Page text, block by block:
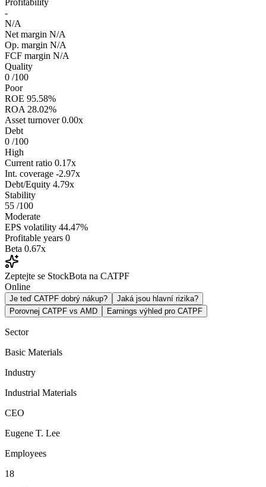
Profitability
-
N/A
Net margin N/A
Op. margin N/A
FCF margin N/A
Quality
0 /100
Poor
ROE 95.58%
ROA 28.02%
Asset turnover 0.00x
Debt
0 /100
High
Current ratio 0.17x
Int. coverage -2.97x
Debt/Equity 4.79x
Stability
55 /100
Moderate
EPS volatility 44.47%
Profitable years 0
Beta 0.67x
Zeptejte se StockBota na CATPF
Online
Je teď CATPF dobrý nákup?
Jaká jsou hlavní rizika?
Porovnej CATPF vs AMD
Earnings výhled pro CATPF
Sector
Basic Materials
Industry
Industrial Materials
CEO
Eugene T. Lee
Employees
18